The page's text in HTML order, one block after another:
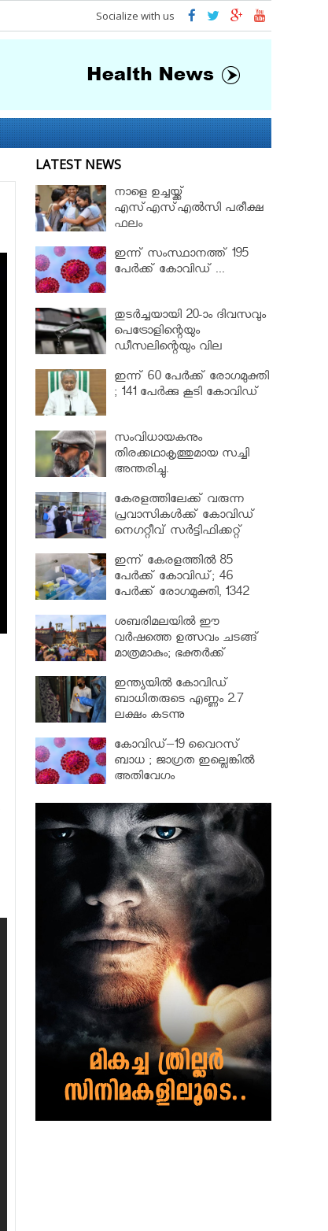
Socialize with us
LATEST NEWS
നാളെ ഉച്ചയ്ക്ക്
എസ്എസ്എല്‍സി പരീക്ഷ
ഫലം
ഇന്ന് സംസ്ഥാനത്ത് 195
പേര്‍ക്ക് കോവിഡ് ...
തുടർച്ചയായി 20-ാം ദിവസവും
പെട്രോളിന്റെയും
ഡീസലിന്റെയും വില
ഇന്ന് 60 പേർക്ക് രോഗമുക്തി
; 141 പേര്‍ക്കു കൂടി കോവിഡ്
സംവിധായകനും
തിരക്കഥാകൃത്തുമായ സച്ചി
അന്തരിച്ചു.
കേരളത്തിലേക്ക് വരുന്ന
പ്രവാസികള്‍ക്ക് കോവിഡ്
നെഗറ്റീവ് സര്‍ട്ടിഫിക്കറ്റ്
ഇന്ന് കേരളത്തിൽ 85
പേർക്ക് കോവിഡ്; 46
പേർക്ക് രോഗമുക്തി, 1342
ശബരിമലയില്‍ ഈ
വർഷത്തെ ഉത്സവം ചടങ്ങ്
മാത്രമാകും; ഭക്തർക്ക്
ഇന്ത്യയിൽ കോവിഡ്
ബാധിതരുടെ എണ്ണം 2.7
ലക്ഷം കടന്നു
കോവിഡ്–19 വൈറസ്
ബാധ ; ജാഗ്രത ഇല്ലെങ്കിൽ
അതിവേഗം
സ്കൂളുകളിൽ ജാഗ്രത നിര്‍ദേശം